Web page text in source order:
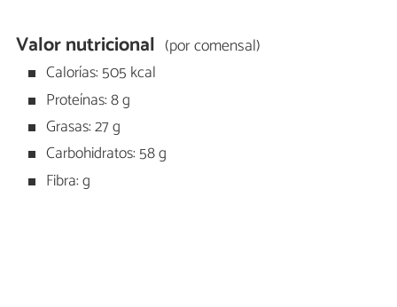
Valor nutricional (por comensal)
Calorías: 505 kcal
Proteínas: 8 g
Grasas: 27 g
Carbohidratos: 58 g
Fibra: g